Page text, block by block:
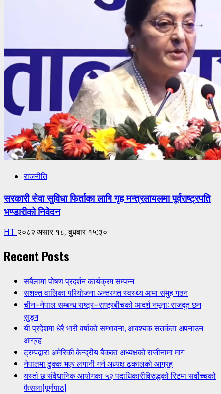
राजनीति
सरकारी सेवा सुविधा फिर्ताका लागि गृह मन्त्रलायलमा पूर्वराष्ट्रपति
भण्डारीको निवेदन
HT २०८२ असार १८, बुधबार १५:३०
Recent Posts
सबैलामा पोषण प्रदर्शन कार्यक्रम सम्पन्न
सशक्त वालिका परियोजना अन्तरगत स्वस्थ्य आमा समुह गठन
चीन–नेपाल सम्बन्ध राष्ट्र–राष्ट्रबीचको आदर्श नमूना: राजदूत छन
सुङ्ग
यी प्रदेशमा धेरै भारी वर्षाको सम्भावना, आवश्यक सतर्कता अपनाउन
आग्रह
ट्रम्पद्वारा अमेरिकी केन्द्रीय बैंकका अध्यक्षको राजीनामा माग
नेपालमा ढुक्क भएर लगानी गर्न अध्यक्ष ढकालको आग्रह
यस्तो छ संवैधानिक आयोगका ५२ पदाधिकारीविरुद्धको रिटमा सर्वोच्चको
फैसला(पूर्णपाठ)